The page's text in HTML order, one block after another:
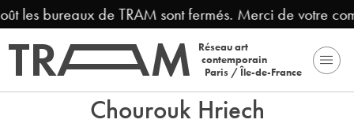
les bureaux de TRAM sont fermés. Merci de votre
Réseau art
contemporain
Paris / Île-de-France
Chourouk Hriech